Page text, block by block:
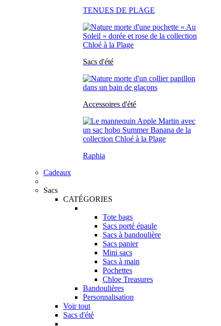
TENUES DE PLAGE
Sacs d'été
Accessoires d'été
Raphia
Cadeaux
Sacs
CATÉGORIES
Tote bags
Sacs porté épaule
Sacs à bandoulière
Sacs panier
Mini sacs
Sacs à main
Pochettes
Chloe Treasures
Bandoulières
Personnalisation
Voir tout
Sacs d'été